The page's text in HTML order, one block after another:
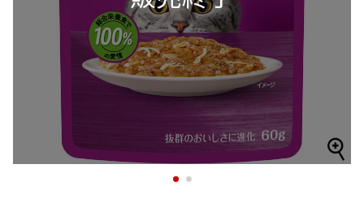
1 2